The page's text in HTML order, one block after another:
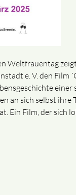
Weltfrauentag
e. V. den Film
einer
an sich selbst ihre
Ein Film, der sich